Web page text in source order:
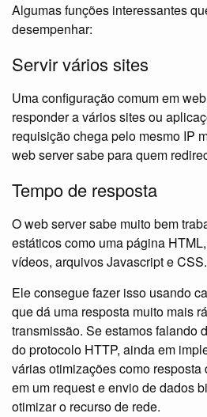
Algumas funções interessantes
desempenhar:
Servir vários sites
Uma configuração comum em
responder a vários sites ou
requisição chega pelo mesmo IP
web server sabe para quem
Tempo de resposta
O web server sabe muito bem
estáticos como uma página
vídeos, arquivos Javascript e CSS.
Ele consegue fazer isso usando
que dá uma resposta muito mais
transmissão. Se estamos falando
do protocolo HTTP, ainda em
várias otimizações como
em um request e envio de dados
otimizar o recurso de rede.